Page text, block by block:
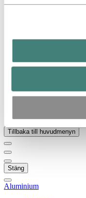
Industrier som
Inköp
Tillbaka till huvudmenyn
Stäng
Aluminium